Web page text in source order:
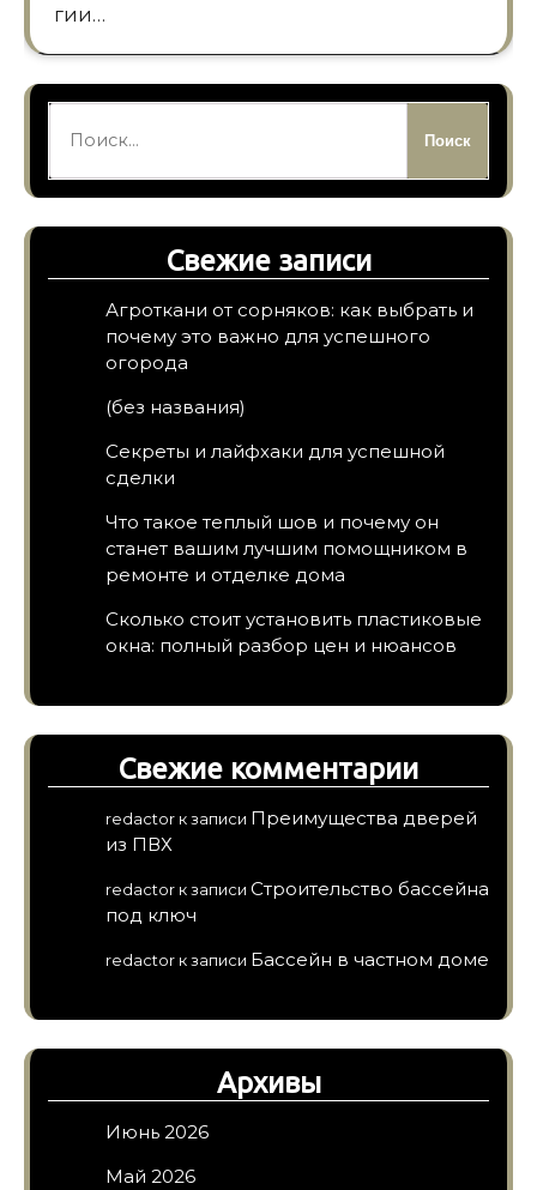
гии…
Свежие записи
Агроткани от сорняков: как выбрать и
почему это важно для успешного
огорода
(без названия)
Секреты и лайфхаки для успешной
сделки
Что такое теплый шов и почему он
станет вашим лучшим помощником в
ремонте и отделке дома
Сколько стоит установить пластиковые
окна: полный разбор цен и нюансов
Свежие комментарии
redactor к записи Преимущества дверей
из ПВХ
redactor к записи Строительство бассейна
под ключ
redactor к записи Бассейн в частном доме
Архивы
Июнь 2026
Май 2026